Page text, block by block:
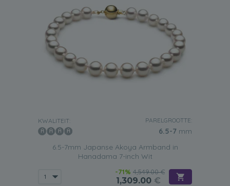
KWALITEIT: PARELGROOTTE:
6.5-7 mm
6.5-7mm Japanse Akoya Armband in
Hanadama 7-inch Wit
-71% 4,549.00 €
1,309.00 €